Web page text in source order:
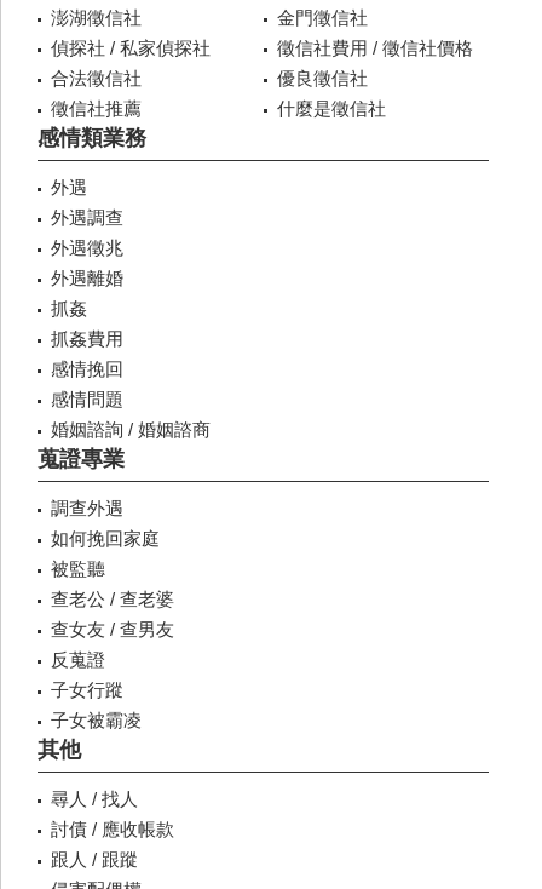
澎湖徵信社
金門徵信社
偵探社 / 私家偵探社
徵信社費用 / 徵信社價格
合法徵信社
優良徵信社
徵信社推薦
什麼是徵信社
感情類業務
外遇
外遇調查
外遇徵兆
外遇離婚
抓姦
抓姦費用
感情挽回
感情問題
婚姻諮詢 / 婚姻諮商
蒐證專業
調查外遇
如何挽回家庭
被監聽
查老公 / 查老婆
查女友 / 查男友
反蒐證
子女行蹤
子女被霸凌
其他
尋人 / 找人
討債 / 應收帳款
跟人 / 跟蹤